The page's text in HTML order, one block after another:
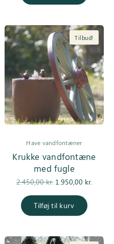
3.850,00 kr..
Tilbud!
Have vandfontæner
Krukke vandfontæne
med fugle
2.450,00kr.
Den
oprindelige
pris var:
2.450,00 kr..
1.950,00 kr.
Tilføj til kurv